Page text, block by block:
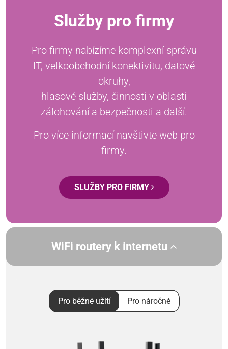
Služby pro firmy
Pro firmy nabízíme komplexní správu
IT, velkoobchodní konektivitu, datové
okruhy,
hlasové služby, činnosti v oblasti
zálohování a bezpečnosti a další.
Pro více informací navštivte web pro
firmy.
SLUŽBY PRO FIRMY
WiFi routery k internetu
Pro běžné užití Pro náročné